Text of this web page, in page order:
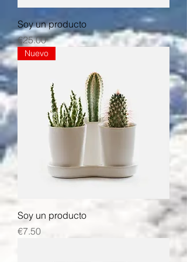
Soy un producto
Price
€25.00
Nuevo
Soy un producto
Price
€7.50